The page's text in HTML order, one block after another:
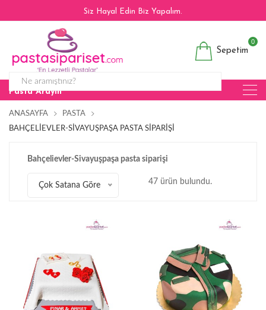
Siz Hayal Edin Biz Yapalım.
Sepetim
0
Pasta Arayın
ANASAYFA
PASTA
BAHÇELIEVLER-SIVAYUŞPAŞA PASTA SIPARIŞI
Bahçelievler-Sivayuşpaşa pasta siparişi
Çok Satana Göre 47 ürün bulundu.